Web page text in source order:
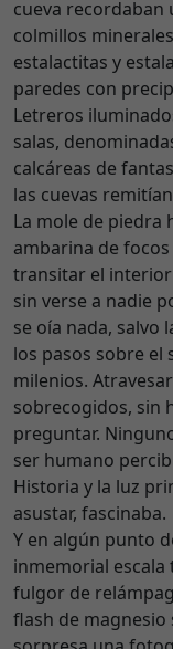
cueva recordaban
colmillos
estalactitas y
paredes con
Letreros
salas,
calcáreas de
las cuevas
La mole de piedra
ambarina de
transitar el interior
sin verse a nadie
se oía nada, salvo
los pasos sobre
milenios.
sobrecogidos, sin
preguntar.
ser humano
Historia y la luz
asustar, fascinaba.
Y en algún punto
inmemorial
fulgor de
flash de